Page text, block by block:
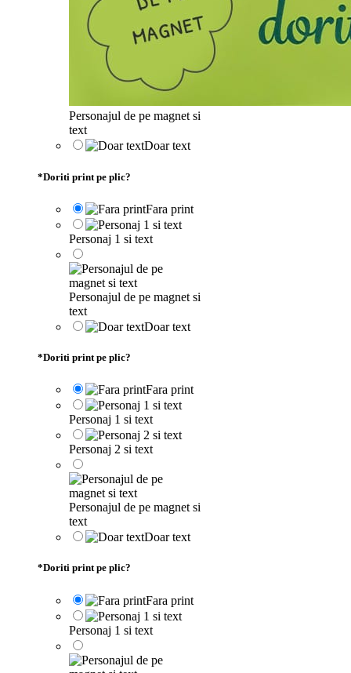
Personajul de pe magnet si
text
Doar text
*Doriti print pe plic?
Fara print
Personaj 1 si text
Personajul de pe magnet si
text
Doar text
*Doriti print pe plic?
Fara print
Personaj 1 si text
Personaj 2 si text
Personajul de pe magnet si
text
Doar text
*Doriti print pe plic?
Fara print
Personaj 1 si text